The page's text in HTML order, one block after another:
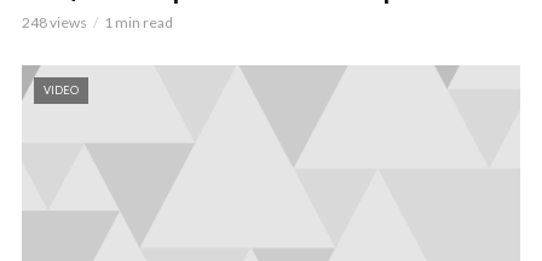
248 views 1 min read
VIDEO